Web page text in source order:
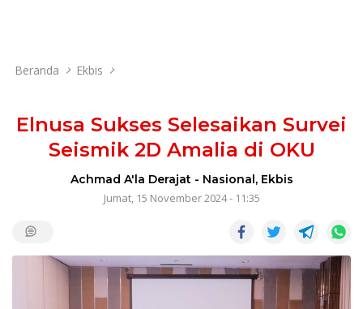
Beranda Ekbis
Elnusa Sukses Selesaikan Survei
Seismik 2D Amalia di OKU
Achmad A'la Derajat- Nasional, Ekbis
Jumat, 15 November 2024 - 11:35